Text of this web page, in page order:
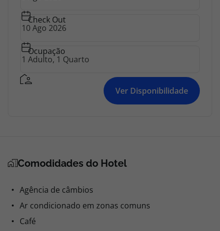
Check Out
Ocupação
Ver Disponibilidade
Comodidades do Hotel
Agência de câmbios
Ar condicionado em zonas comuns
Café